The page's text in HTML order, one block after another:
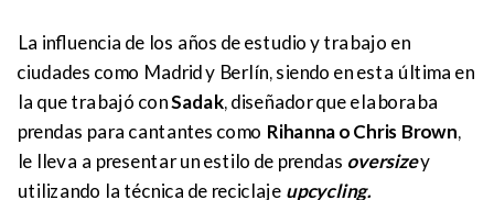
La influencia de los años de estudio y trabajo en
ciudades como Madrid y Berlín, siendo en esta última en
la que trabajó conSadak, diseñador que elaboraba
prendas para cantantes como Rihanna o Chris Brown,
le lleva a presentar un estilo de prendas oversizey
utilizando la técnica de reciclaje upcycling.